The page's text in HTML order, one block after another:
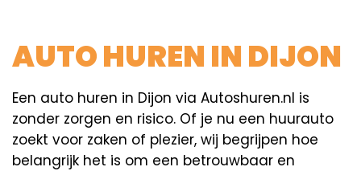
AUTO HUREN IN DIJON
Een auto huren in Dijon via Autoshuren.nl is
zonder zorgen en risico. Of je nu een huurauto
zoekt voor zaken of plezier, wij begrijpen hoe
belangrijk het is om een betrouwbaar en